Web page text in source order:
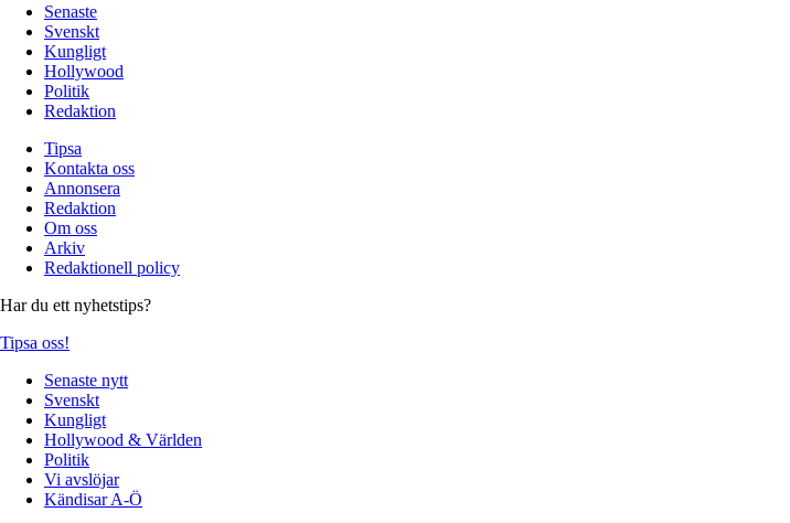
Senaste
Svenskt
Kungligt
Hollywood
Politik
Redaktion
Tipsa
Kontakta oss
Annonsera
Redaktion
Om oss
Arkiv
Redaktionell policy
Har du ett nyhetstips?
Tipsa oss!
Senaste nytt
Svenskt
Kungligt
Hollywood & Världen
Politik
Vi avslöjar
Kändisar A-Ö